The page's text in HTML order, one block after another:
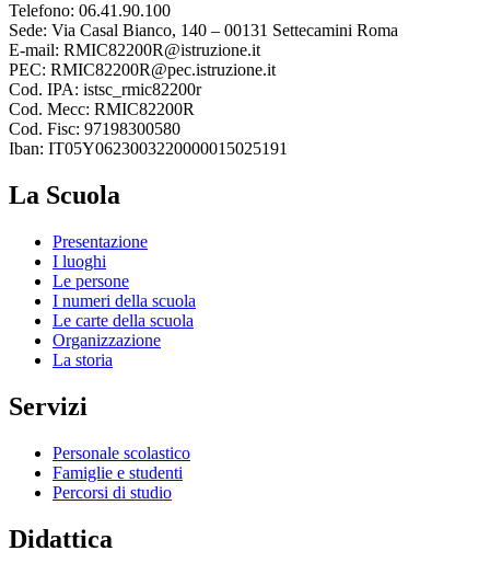
Telefono: 06.41.90.100
Sede: Via Casal Bianco, 140 – 00131 Settecamini Roma
E-mail: RMIC82200R@istruzione.it
PEC: RMIC82200R@pec.istruzione.it
Cod. IPA: istsc_rmic82200r
Cod. Mecc: RMIC82200R
Cod. Fisc: 97198300580
Iban: IT05Y0623003220000015025191
La Scuola
Presentazione
I luoghi
Le persone
I numeri della scuola
Le carte della scuola
Organizzazione
La storia
Servizi
Personale scolastico
Famiglie e studenti
Percorsi di studio
Didattica